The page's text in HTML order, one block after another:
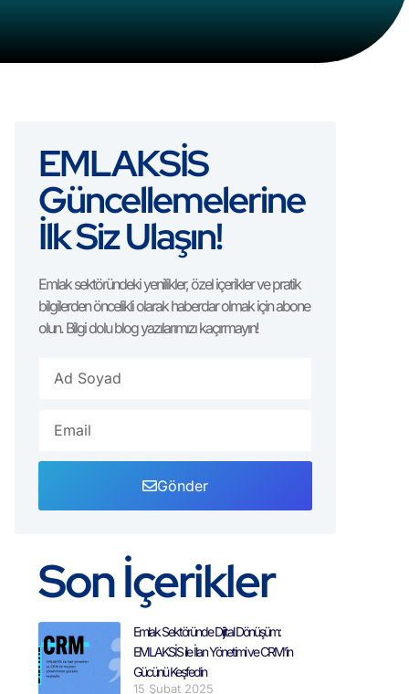
EMLAKSİS
Güncellemelerine
İlk Siz Ulaşın!
Emlak sektöründeki yenilikler, özel içerikler ve pratik
bilgilerden öncelikli olarak haberdar olmak için abone
olun. Bilgi dolu blog yazılarımızı kaçırmayın!
Gönder
Son İçerikler
Emlak Sektöründe Dijital Dönüşüm:
EMLAKSİS ile İlan Yönetimi ve CRM’in
Gücünü Keşfedin
15 Şubat 2025